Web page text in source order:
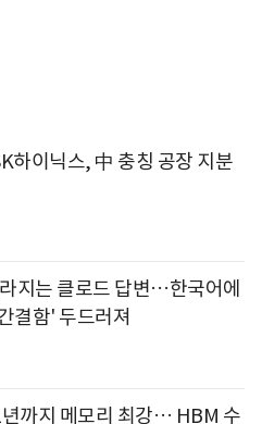
하이닉스, 中 충칭 공장 지분
지는 클로드 답변…한국어에
결함' 두드러져
까지 메모리 최강… HBM 수